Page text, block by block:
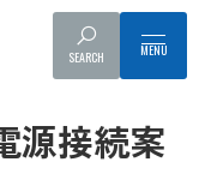
SEARCH
電源接続案件募集プロセス
接続案